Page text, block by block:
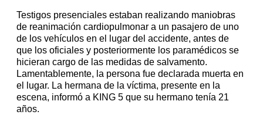
Testigos presenciales estaban realizando maniobras
de reanimación cardiopulmonar a un pasajero de uno
de los vehículos en el lugar del accidente, antes de
que los oficiales y posteriormente los paramédicos se
hicieran cargo de las medidas de salvamento.
Lamentablemente, la persona fue declarada muerta en
el lugar. La hermana de la víctima, presente en la
escena, informó a KING 5 que su hermano tenía 21
años.